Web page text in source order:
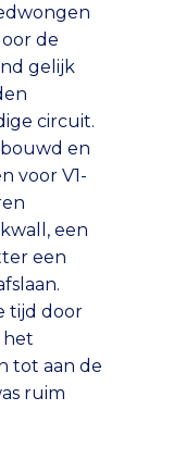
de
gelijk
circuit.
en
voor V1-
een
een
tijd door
het
tot aan de
ruim